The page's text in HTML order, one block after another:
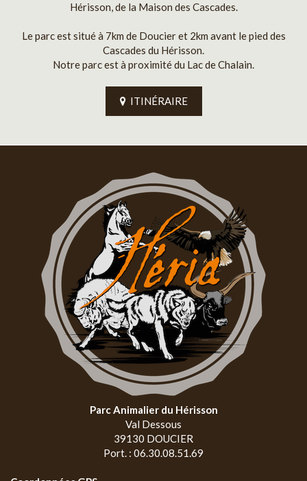
Hérisson, de la Maison des Cascades.
Le parc est situé à 7km de Doucier et 2km avant le pied des
Cascades du Hérisson.
Notre parc est à proximité du Lac de Chalain.
ITINÉRAIRE
Parc Animalier du Hérisson
Val Dessous
39130 DOUCIER
Port. : 06.30.08.51.69